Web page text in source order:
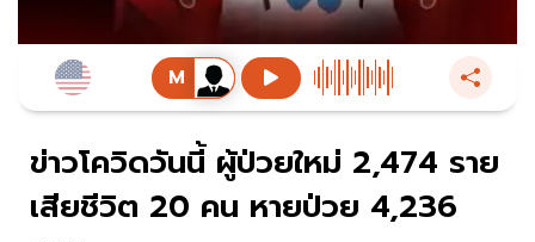
ข่าวโควิดวันนี้ ผู้ป่วยใหม่ 2,474 ราย
เสียชีวิต 20 คน หายป่วย 4,236